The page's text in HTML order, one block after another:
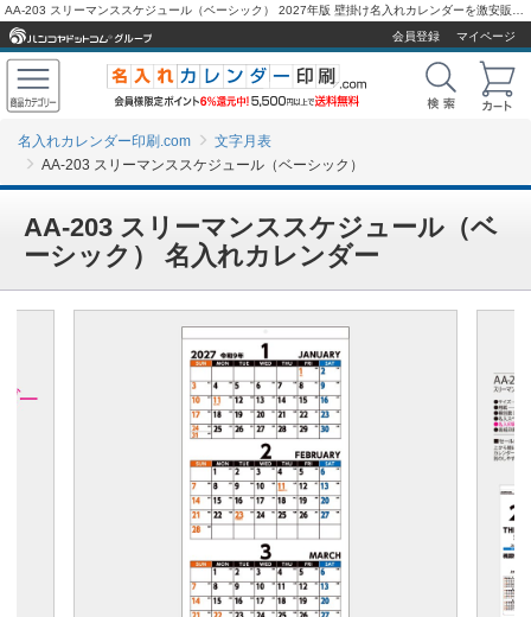
会員登録
マイページ
名入れカレンダー印刷.com
文字月表
AA-203 スリーマンススケジュール（ベーシック）
AA-203 スリーマンススケジュール（ベ
ーシック） 名入れカレンダー